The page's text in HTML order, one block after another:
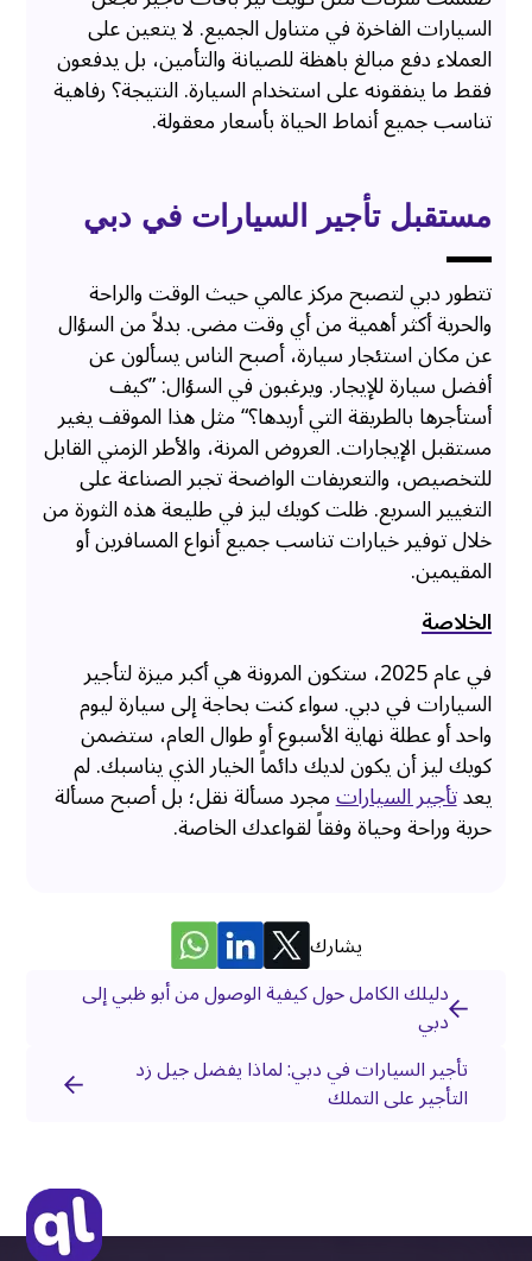
السيارات الفاخرة في متناول الجميع. لا يتعين على
العملاء دفع مبالغ باهظة للصيانة والتأمين، بل يدفعون
فقط ما ينفقونه على استخدام السيارة. النتيجة؟ رفاهية
تناسب جميع أنماط الحياة بأسعار معقولة.
مستقبل تأجير السيارات في دبي
تتطور دبي لتصبح مركز عالمي حيث الوقت والراحة
والحرية أكثر أهمية من أي وقت مضى. بدلاً من السؤال
عن مكان استئجار سيارة، أصبح الناس يسألون عن
أفضل سيارة للإيجار. ويرغبون في السؤال: ”كيف
أستأجرها بالطريقة التي أريدها؟“ مثل هذا الموقف يغير
مستقبل الإيجارات. العروض المرنة، والأطر الزمني القابل
للتخصيص، والتعريفات الواضحة تجبر الصناعة على
التغيير السريع. ظلت كويك ليز في طليعة هذه الثورة من
خلال توفير خيارات تناسب جميع أنواع المسافرين أو
المقيمين.
الخلاصة
في عام 2025، ستكون المرونة هي أكبر ميزة لتأجير
السيارات في دبي. سواء كنت بحاجة إلى سيارة ليوم
واحد أو عطلة نهاية الأسبوع أو طوال العام، ستضمن
كويك ليز أن يكون لديك دائماً الخيار الذي يناسبك. لم
يعدتأجير السياراتمجرد مسألة نقل؛ بل أصبح مسألة
حرية وراحة وحياة وفقاً لقواعدك الخاصة.
يشارك
دليلك الكامل حول كيفية الوصول من أبو ظبي إلى
دبي
تأجير السيارات في دبي: لماذا يفضل جيل زد
التأجير على التملك